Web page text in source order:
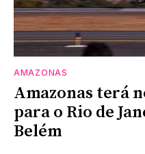
AMAZONAS
Amazonas terá
para o Rio de
Belém